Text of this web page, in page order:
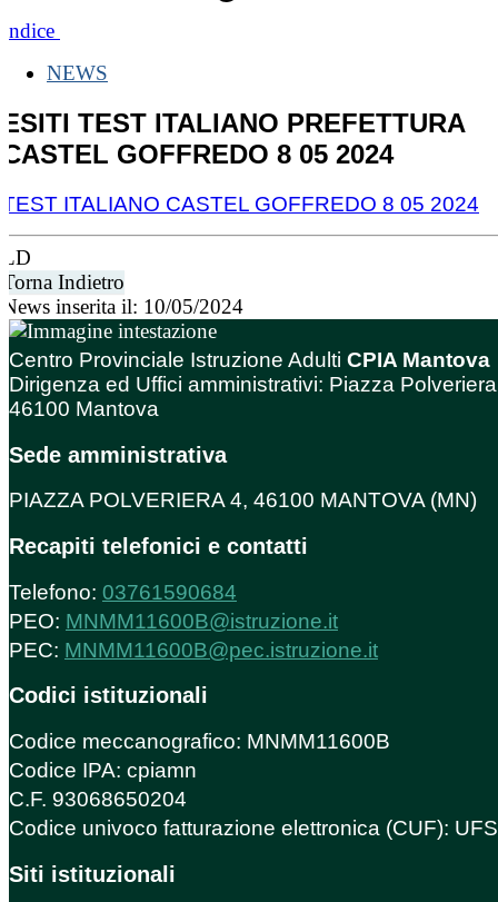
Indice
NEWS
ESITI TEST ITALIANO PREFETTURA
CASTEL GOFFREDO 8 05 2024
TEST ITALIANO CASTEL GOFFREDO 8 05 2024
LD
Torna Indietro
News inserita il: 10/05/2024
Centro Provinciale Istruzione Adulti CPIA Mantova
Dirigenza ed Uffici amministrativi: Piazza
46100 Mantova
Sede amministrativa
PIAZZA POLVERIERA 4, 46100 MANTOVA (MN)
Recapiti telefonici e contatti
Telefono: 03761590684
PEO: MNMM11600B@istruzione.it
PEC: MNMM11600B@pec.istruzione.it
Codici istituzionali
Codice meccanografico: MNMM11600B
Codice IPA: cpiamn
C.F. 93068650204
Codice univoco fatturazione elettronica (CUF):
Siti istituzionali